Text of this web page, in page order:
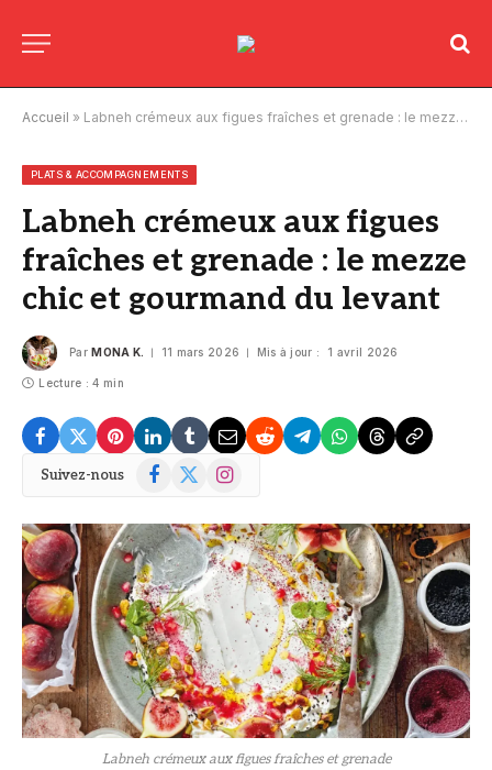
Accueil » Labneh crémeux aux figues fraîches et grenade : le mezze chic et gourmand du levant
PLATS & ACCOMPAGNEMENTS
Labneh crémeux aux figues
fraîches et grenade : le mezze
chic et gourmand du levant
Par MONA K. 11 mars 2026 Mis à jour : 1 avril 2026
Lecture : 4 min
Suivez-nous Facebook
X
Instagram
Labneh crémeux aux figues fraîches et grenade